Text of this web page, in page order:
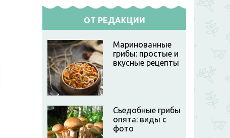
ОТ РЕДАКЦИИ
Маринованные
грибы: простые и
вкусные рецепты
Съедобные грибы
опята: виды с
фото